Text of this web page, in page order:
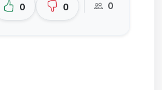
0 0 0